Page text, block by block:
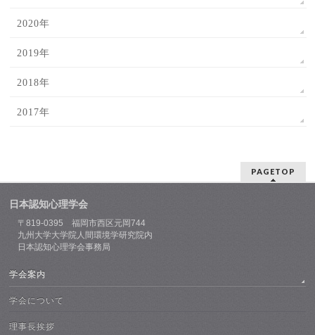
2020年
2019年
2018年
2017年
PAGETOP
日本認知心理学会
〒819-0395 福岡市西区元岡744
九州大学大学院人間環境学研究院内
日本認知心理学会事務局
学会案内
学会について
理事長挨拶